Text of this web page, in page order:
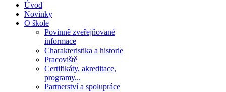
Úvod
Novinky
O škole
Povinně zveřejňované
informace
Charakteristika a historie
Pracoviště
Certifikáty, akreditace,
programy...
Partnerství a spolupráce